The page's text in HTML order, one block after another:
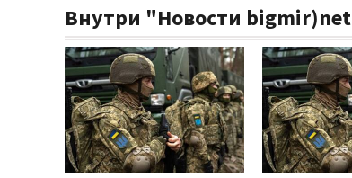
Внутри "Новости bigmir)net